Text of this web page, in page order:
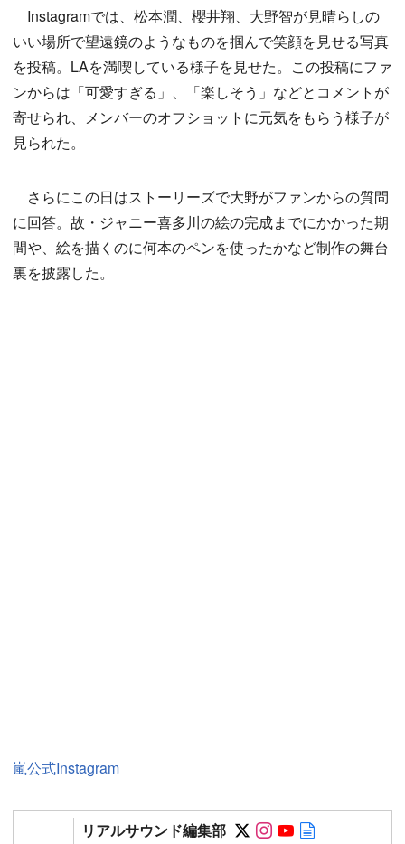
Instagramでは、松本潤、櫻井翔、大野智が見晴らしの
いい場所で望遠鏡のようなものを掴んで笑顔を見せる写真
を投稿。LAを満喫している様子を見せた。この投稿にファ
ンからは「可愛すぎる」、「楽しそう」などとコメントが
寄せられ、メンバーのオフショットに元気をもらう様子が
見られた。
さらにこの日はストーリーズで大野がファンからの質問
に回答。故・ジャニー喜多川の絵の完成までにかかった期
間や、絵を描くのに何本のペンを使ったかなど制作の舞台
裏を披露した。
嵐公式Instagram
リアルサウンド編集部 Follow on SNS
Follow on SNS
Follow on